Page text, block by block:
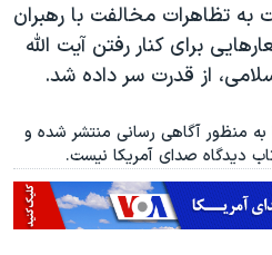
تظاهرات مخالفت با رهبران
برای کنار رفتن آیت الله
از قدرت سر داده شد.
به منظور آگاهی رسانی منتشر شده و
دیدگاه صدای آمریکا نیست.